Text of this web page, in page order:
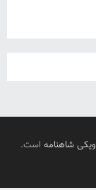
ویکی شاهنامه است.